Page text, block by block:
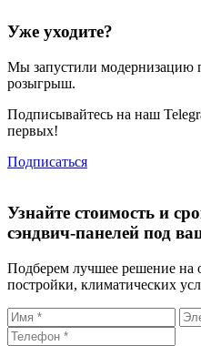
Уже уходите?
Мы запустили модернизацию
розыгрыш.
Подписывайтесь на наш
первых!
Подписаться
Узнайте стоимость и
сэндвич-панелей под
Подберем лучшее решение на
постройки, климатических